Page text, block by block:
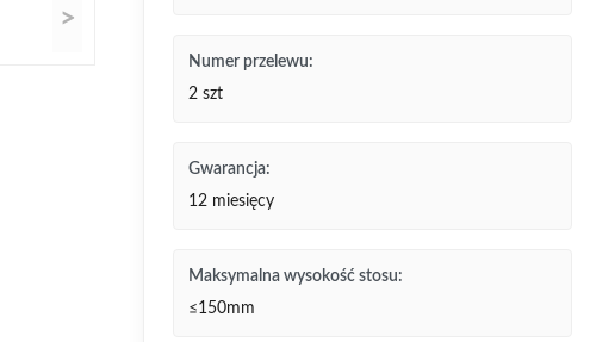
>
Numer przelewu:
2 szt
Gwarancja:
12 miesięcy
Maksymalna wysokość stosu:
≤150mm